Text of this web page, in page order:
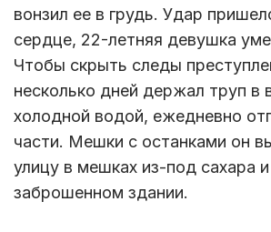
вонзил ее в грудь. Удар
сердце, 22-летняя девушка
Чтобы скрыть следы
несколько дней держал труп в
холодной водой, ежедневно
части. Мешки с останками он
улицу в мешках из-под сахара
заброшенном здании.